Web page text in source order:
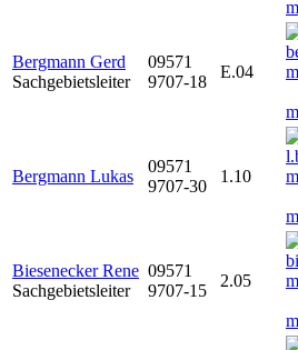
Bergmann Gerd
Sachgebietsleiter
09571
9707-18
E.04
Bergmann Lukas
09571
9707-30
1.10
Biesenecker Rene
Sachgebietsleiter
09571
9707-15
2.05